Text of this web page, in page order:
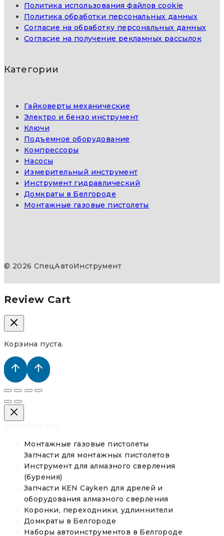
Политика использования файлов cookie
Политика обработки персональных данных
Согласие на обработку персональных данных
Согласие на получение рекламных рассылок
Категории
Гайковерты механические
Электро и бензо инструмент
Ключи
Подъемное оборудование
Компрессоры
Насосы
Измерительный инструмент
Инструмент гидравлический
Домкраты в Белгороде
Монтажные газовые пистолеты
© 2026 СпецАвтоИнструмент
Review Cart
Корзина пуста.
Монтажные газовые пистолеты
Запчасти для монтажных пистолетов
Инструмент для алмазного сверления
(бурения)
Запчасти KEN Cayken для дрелей и
оборудования алмазного сверления
Коронки, переходники, удлиннители
Домкраты в Белгороде
Наборы автоинструментов в Белгороде